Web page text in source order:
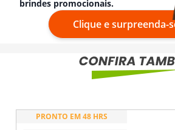
brindes promocionais.
Clique e surpreenda-
PRONTO EM 48 HRS